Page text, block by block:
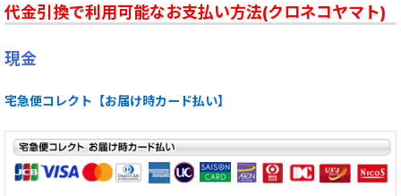
代金引換で利用可能なお支払い方法(クロネコヤマト)
現金
宅急便コレクト【お届け時カード払い】